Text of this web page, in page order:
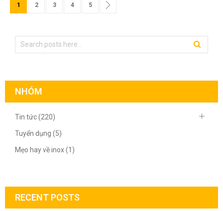
Bạn đang đọc trang
1 Trang
2 Trang
3 Trang
4 Trang
5
NHÓM
Tin tức (220)
Tuyển dụng (5)
Mẹo hay về inox (1)
RECENT POSTS